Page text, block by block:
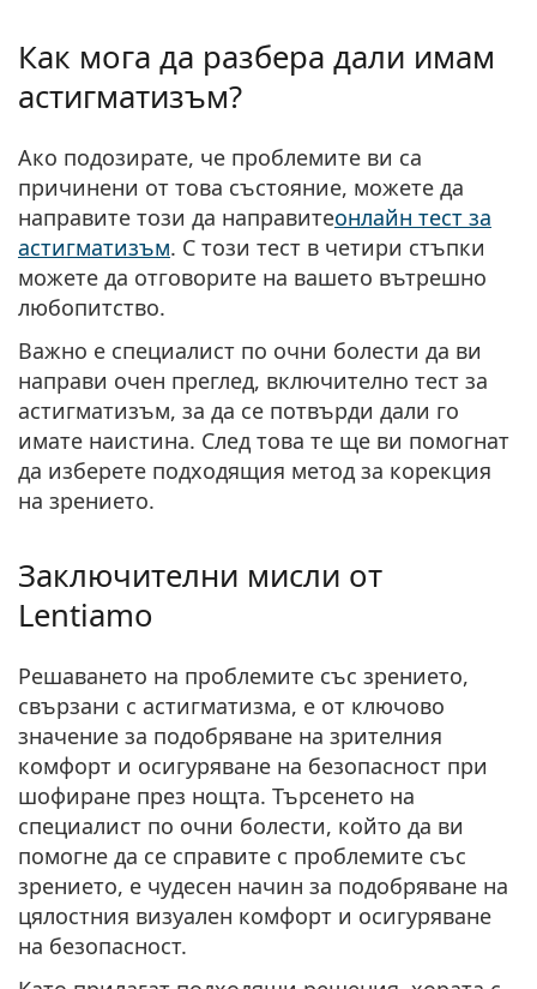
Как мога да разбера дали имам
астигматизъм?
Ако подозирате, че проблемите ви са
причинени от това състояние, можете да
направите този да направитеонлайн тест за
астигматизъм. С този тест в четири стъпки
можете да отговорите на вашето вътрешно
любопитство.
Важно е специалист по очни болести да ви
направи очен преглед, включително тест за
астигматизъм, за да се потвърди дали го
имате наистина. След това те ще ви помогнат
да изберете подходящия метод за корекция
на зрението.
Заключителни мисли от
Lentiamo
Решаването на проблемите със зрението,
свързани с астигматизма, е от ключово
значение за подобряване на зрителния
комфорт и осигуряване на безопасност при
шофиране през нощта. Търсенето на
специалист по очни болести, който да ви
помогне да се справите с проблемите със
зрението, е чудесен начин за подобряване на
цялостния визуален комфорт и осигуряване
на безопасност.